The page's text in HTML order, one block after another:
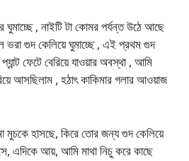
ঘুমাচ্ছে , নাইটি টা কোমর পর্যন্ত উঠে আছে
ভরা গুদ কেলিয়ে ঘুমাচ্ছে , এই প্রথম গুদ
ফেটে বেরিয়ে যাওয়ার অবস্থা , আমি
আসছিলাম , হঠাৎ কাকিমার গলার আওয়াজ
মুচকে হাসছে, কিরে তোর জন্য গুদ কেলিয়ে
এদিকে আয়, আমি মাথা নিচু করে কাছে